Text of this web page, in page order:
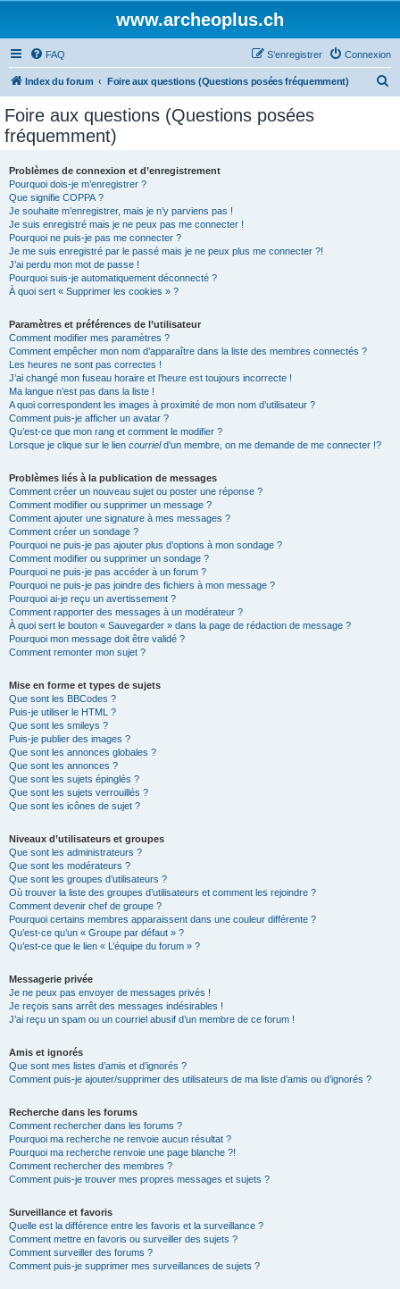
www.archeoplus.ch
FAQ Connexion
S’enregistrer
Index du forum Foire aux questions (Questions posées fréquemment)
Foire aux questions (Questions posées
fréquemment)
Problèmes de connexion et d’enregistrement
Pourquoi dois-je m’enregistrer ?
Que signifie COPPA ?
Je souhaite m’enregistrer, mais je n’y parviens pas !
Je suis enregistré mais je ne peux pas me connecter !
Pourquoi ne puis-je pas me connecter ?
Je me suis enregistré par le passé mais je ne peux plus me connecter ?!
J’ai perdu mon mot de passe !
Pourquoi suis-je automatiquement déconnecté ?
À quoi sert « Supprimer les cookies » ?
Paramètres et préférences de l’utilisateur
Comment modifier mes paramètres ?
Comment empêcher mon nom d’apparaître dans la liste des membres connectés ?
Les heures ne sont pas correctes !
J’ai changé mon fuseau horaire et l’heure est toujours incorrecte !
Ma langue n’est pas dans la liste !
A quoi correspondent les images à proximité de mon nom d’utilisateur ?
Comment puis-je afficher un avatar ?
Qu’est-ce que mon rang et comment le modifier ?
Lorsque je clique sur le lien courrield’un membre, on me demande de me connecter !?
Problèmes liés à la publication de messages
Comment créer un nouveau sujet ou poster une réponse ?
Comment modifier ou supprimer un message ?
Comment ajouter une signature à mes messages ?
Comment créer un sondage ?
Pourquoi ne puis-je pas ajouter plus d’options à mon sondage ?
Comment modifier ou supprimer un sondage ?
Pourquoi ne puis-je pas accéder à un forum ?
Pourquoi ne puis-je pas joindre des fichiers à mon message ?
Pourquoi ai-je reçu un avertissement ?
Comment rapporter des messages à un modérateur ?
À quoi sert le bouton « Sauvegarder » dans la page de rédaction de message ?
Pourquoi mon message doit être validé ?
Comment remonter mon sujet ?
Mise en forme et types de sujets
Que sont les BBCodes ?
Puis-je utiliser le HTML ?
Que sont les smileys ?
Puis-je publier des images ?
Que sont les annonces globales ?
Que sont les annonces ?
Que sont les sujets épinglés ?
Que sont les sujets verrouillés ?
Que sont les icônes de sujet ?
Niveaux d’utilisateurs et groupes
Que sont les administrateurs ?
Que sont les modérateurs ?
Que sont les groupes d’utilisateurs ?
Où trouver la liste des groupes d’utilisateurs et comment les rejoindre ?
Comment devenir chef de groupe ?
Pourquoi certains membres apparaissent dans une couleur différente ?
Qu’est-ce qu’un « Groupe par défaut » ?
Qu’est-ce que le lien « L’équipe du forum » ?
Messagerie privée
Je ne peux pas envoyer de messages privés !
Je reçois sans arrêt des messages indésirables !
J’ai reçu un spam ou un courriel abusif d’un membre de ce forum !
Amis et ignorés
Que sont mes listes d’amis et d’ignorés ?
Comment puis-je ajouter/supprimer des utilisateurs de ma liste d’amis ou d’ignorés ?
Recherche dans les forums
Comment rechercher dans les forums ?
Pourquoi ma recherche ne renvoie aucun résultat ?
Pourquoi ma recherche renvoie une page blanche ?!
Comment rechercher des membres ?
Comment puis-je trouver mes propres messages et sujets ?
Surveillance et favoris
Quelle est la différence entre les favoris et la surveillance ?
Comment mettre en favoris ou surveiller des sujets ?
Comment surveiller des forums ?
Comment puis-je supprimer mes surveillances de sujets ?